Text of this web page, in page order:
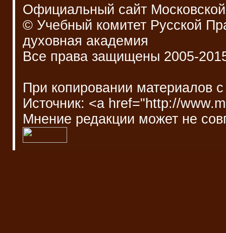
Официальный сайт
© Учебный комитет Русской
духовная академия
Все права защищены 2005-
При копировании материалов
Источник: <a href="http://
Мнение редакции может не